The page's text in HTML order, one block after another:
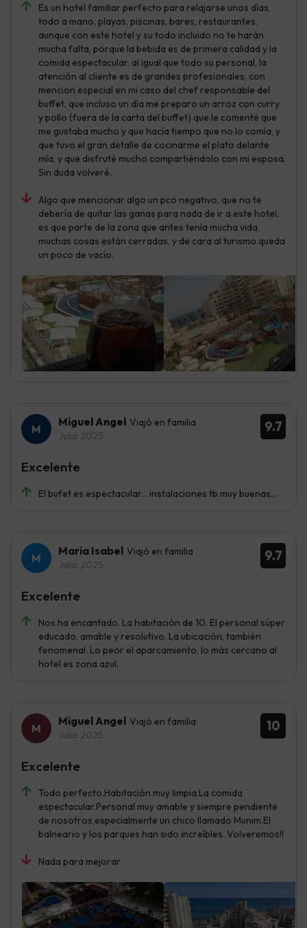
Es un hotel familiar perfecto para relajarse unos días,
todo a mano, playas, piscinas, bares, restaurantes,
aunque con este hotel y su todo incluido no te harán
mucha falta, porque la bebida es de primera calidad y la
comida espectacular, al igual que todo su personal, la
atención al cliente es de grandes profesionales, con
mencion especial en mi caso del chef responsable del
buffet, que incluso un día me preparo un arroz con curry
y pollo (fuera de la carta del buffet) que le comenté que
me gustaba mucho y que hacía tiempo que no lo comía, y
que tuvo el gran detalle de cocinarme el plato delante
mía, y que disfruté mucho compartiéndolo con mi esposa.
Sin duda volveré.
Algo que mencionar algo un pco negativo, que no te
debería de quitar las ganas para nada de ir a este hotel,
es que parte de la zona que antes tenía mucha vida,
muchas cosas están cerradas, y de cara al turismo queda
un poco de vacío.
9.7
Miguel Angel Viajó en familia
Julio 2025
El bufet es espectacular... instalaciones tb muy buenas...
Excelente
9.7
Maria Isabel Viajó en familia
Julio 2025
Nos ha encantado. La habitación de 10. El personal súper
educado, amable y resolutivo. La ubicación, también
fenomenal. Lo peor el aparcamiento, lo más cercano al
hotel es zona azul.
Excelente
10
Miguel Angel Viajó en familia
Julio 2025
Todo perfecto.Habitación muy limpia.La comida
espectacular.Personal muy amable y siempre pendiente
de nosotros,especialmente un chico llamado Munim.El
balneario y los parques han sido increíbles. Volveremos!!
Nada para mejorar
Excelente